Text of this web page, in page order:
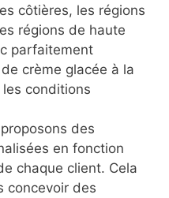
côtières, les régions
régions de haute
parfaitement
crème glacée à la
conditions
des
en fonction
chaque client. Cela
concevoir des